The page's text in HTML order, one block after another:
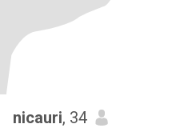
nicauri, 34